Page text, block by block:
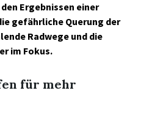
Ergebnissen einer
gefährliche Querung der
Radwege und die
im Fokus.
für mehr